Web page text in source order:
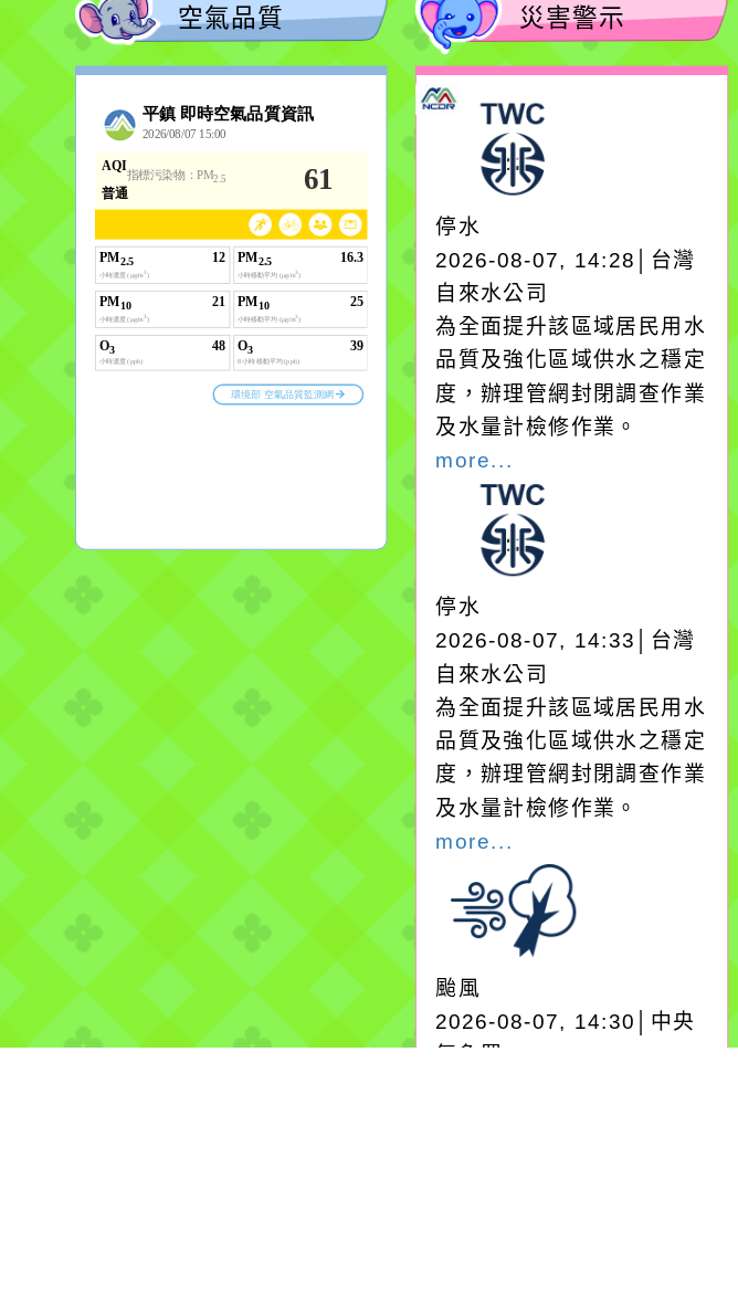
空氣品質 災害警示
停水
2026-08-07, 14:28│台灣
自來水公司
為全面提升該區域居民用水
品質及強化區域供水之穩定
度，辦理管網封閉調查作業
及水量計檢修作業。
more...
停水
2026-08-07, 14:33│台灣
自來水公司
為全面提升該區域居民用水
品質及強化區域供水之穩定
度，辦理管網封閉調查作業
及水量計檢修作業。
more...
颱風
2026-08-07, 14:30│中央
氣象署
作者：網路小語
一杯清水因滴入一滴污
在而變清澈。